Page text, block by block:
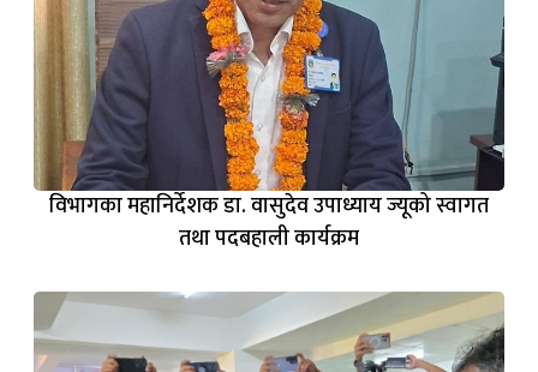
विभागका महानिर्देशक डा. वासुदेव उपाध्याय ज्यूको स्वागत
तथा पदबहाली कार्यक्रम